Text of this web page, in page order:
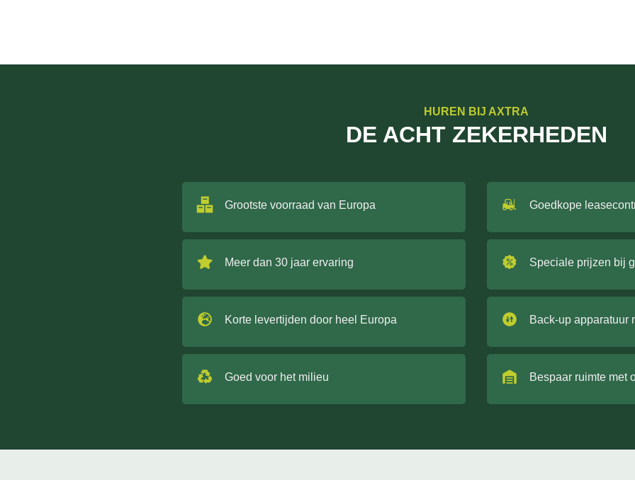
HUREN BIJ AXTRA
DE ACHT ZEKERHEDEN
Grootste voorraad van Europa
Meer dan 30 jaar ervaring
Korte levertijden door heel Europa
Goed voor het milieu
Goedkope
Speciale prijzen bij
Back-up apparatuur
Bespaar ruimte met